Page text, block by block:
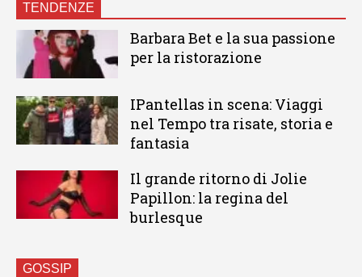
TENDENZE
Barbara Bet e la sua passione
per la ristorazione
IPantellas in scena: Viaggi
nel Tempo tra risate, storia e
fantasia
Il grande ritorno di Jolie
Papillon: la regina del
burlesque
GOSSIP